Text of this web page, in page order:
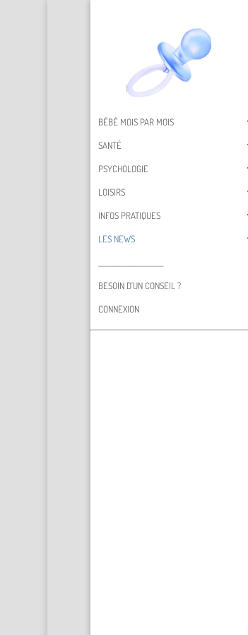
BÉBÉ MOIS PAR MOIS
SANTÉ
PSYCHOLOGIE
LOISIRS
INFOS PRATIQUES
LES NEWS
BESOIN D’UN CONSEIL ?
CONNEXION